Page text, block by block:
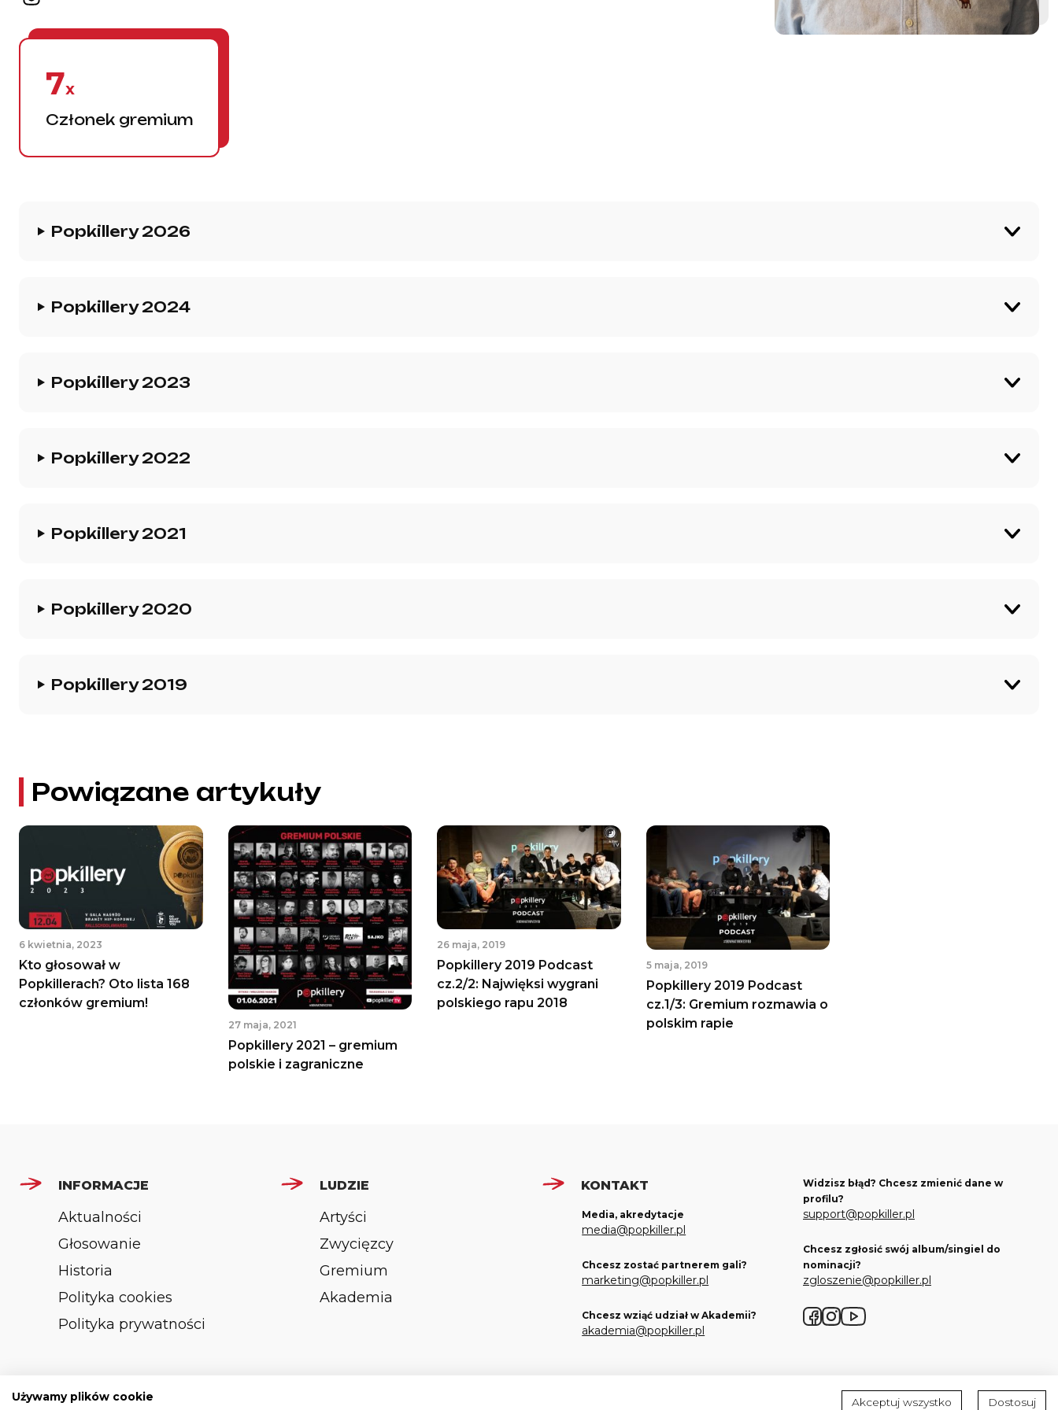
7x
Członek gremium
Popkillery 2026
Popkillery 2024
Popkillery 2023
Popkillery 2022
Popkillery 2021
Popkillery 2020
Popkillery 2019
Powiązane artykuły
6 kwietnia, 2023
Kto głosował w
Popkillerach? Oto lista 168
członków gremium!
27 maja, 2021
Popkillery 2021 – gremium
polskie i zagraniczne
26 maja, 2019
Popkillery 2019 Podcast
cz.2/2: Najwięksi wygrani
polskiego rapu 2018
5 maja, 2019
Popkillery 2019 Podcast
cz.1/3: Gremium rozmawia o
polskim rapie
INFORMACJE
Aktualności
Głosowanie
Historia
Polityka cookies
Polityka prywatności
LUDZIE
Artyści
Zwycięzcy
Gremium
Akademia
KONTAKT
Media, akredytacje
media@popkiller.pl
Chcesz zostać partnerem gali?
marketing@popkiller.pl
Chcesz wziąć udział w Akademii?
akademia@popkiller.pl
Widzisz błąd? Chcesz zmienić dane w
profilu?
support@popkiller.pl
Chcesz zgłosić swój album/singiel do
nominacji?
zgloszenie@popkiller.pl
Używamy plików cookie Akceptuj wszystko Dostosuj